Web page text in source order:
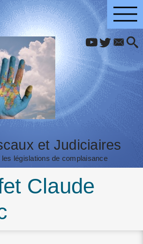
et Judiciaires
les législations de complaisance
Claude